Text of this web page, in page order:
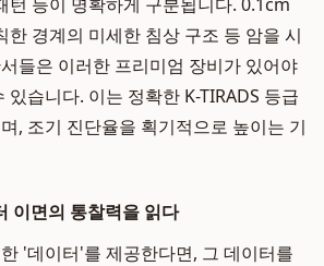
한 경계의 미세한 침상 구조 등 암을 시
들은 이러한 프리미엄 장비가 있어야
있습니다. 이는 정확한 K-TIRADS 등급
, 조기 진단율을 획기적으로 높이는 기
이면의 통찰력을 읽다
'데이터'를 제공한다면, 그 데이터를